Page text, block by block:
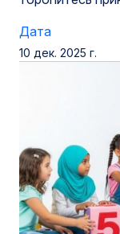
Дата
10 дек. 2025 г.